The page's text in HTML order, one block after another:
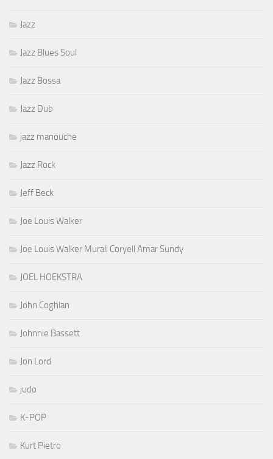
Jazz
Jazz Blues Soul
Jazz Bossa
Jazz Dub
jazz manouche
Jazz Rock
Jeff Beck
Joe Louis Walker
Joe Louis Walker Murali Coryell Amar Sundy
JOEL HOEKSTRA
John Coghlan
Johnnie Bassett
Jon Lord
judo
K-POP
Kurt Pietro